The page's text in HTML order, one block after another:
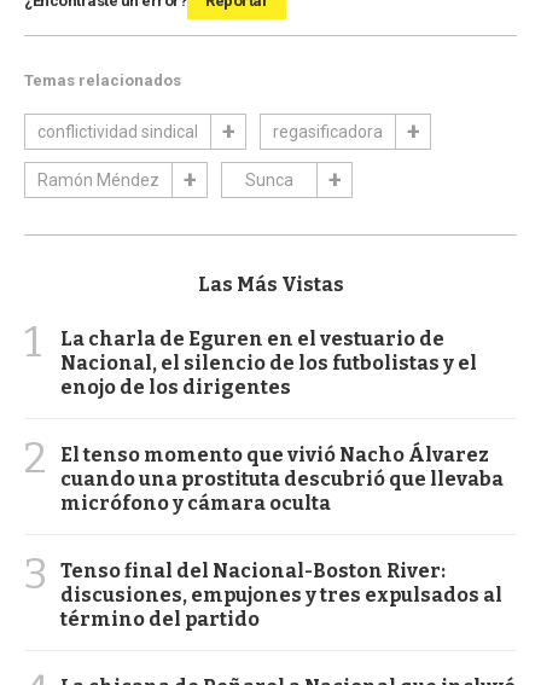
Temas relacionados
conflictividad sindical regasificadora
Ramón Méndez Sunca
Las Más Vistas
1
La charla de Eguren en el vestuario de
Nacional, el silencio de los futbolistas y el
enojo de los dirigentes
2
El tenso momento que vivió Nacho Álvarez
cuando una prostituta descubrió que llevaba
micrófono y cámara oculta
3
Tenso final del Nacional-Boston River:
discusiones, empujones y tres expulsados al
término del partido